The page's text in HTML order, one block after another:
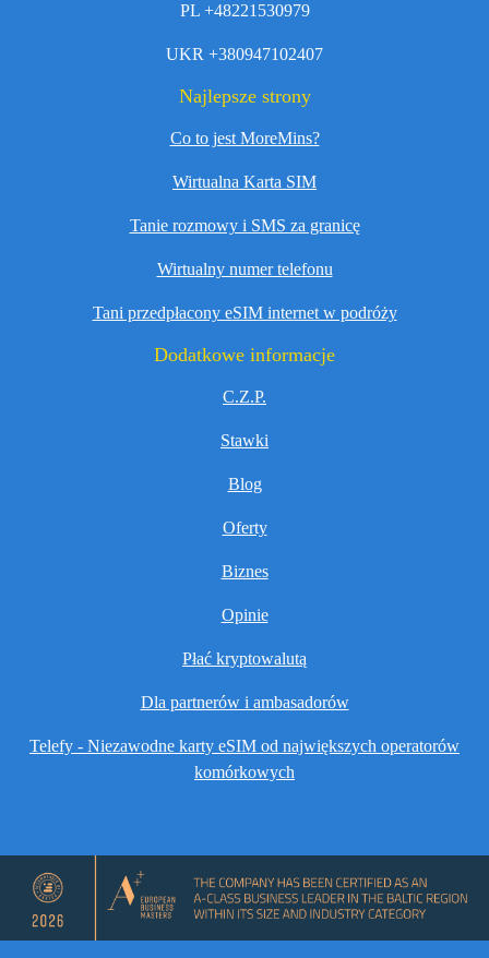
PL +48221530979
UKR +380947102407
Najlepsze strony
Co to jest MoreMins?
Wirtualna Karta SIM
Tanie rozmowy i SMS za granicę
Wirtualny numer telefonu
Tani przedpłacony eSIM internet w podróży
Dodatkowe informacje
C.Z.P.
Stawki
Blog
Oferty
Biznes
Opinie
Płać kryptowalutą
Dla partnerów i ambasadorów
Telefy - Niezawodne karty eSIM od największych operatorów
komórkowych